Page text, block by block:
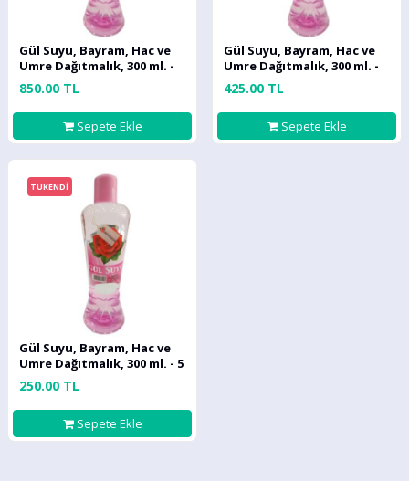
Gül Suyu, Bayram, Hac ve
Umre Dağıtmalık, 300 ml. -
24 ADET
850.00 TL
Sepete Ekle
Gül Suyu, Bayram, Hac ve
Umre Dağıtmalık, 300 ml. -
10 ADET
425.00 TL
Sepete Ekle
TÜKENDİ
Gül Suyu, Bayram, Hac ve
Umre Dağıtmalık, 300 ml. - 5
ADET
250.00 TL
Sepete Ekle